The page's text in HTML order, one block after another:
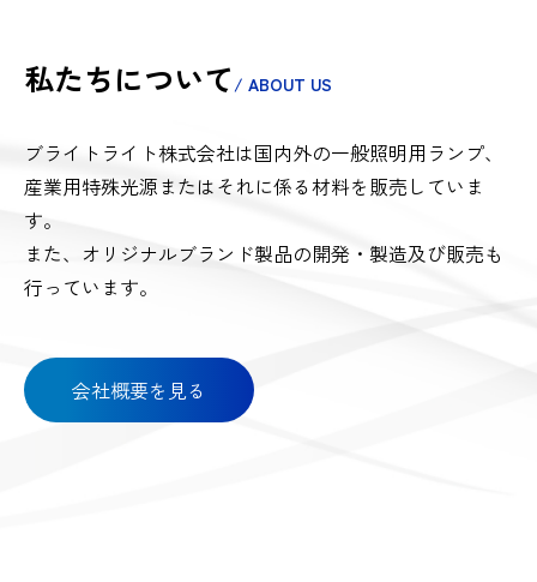
私たちについて / ABOUT US
ブライトライト株式会社は国内外の一般照明用ランプ、
産業用特殊光源またはそれに係る材料を販売していま
す。
また、オリジナルブランド製品の開発・製造及び販売も
行っています。
会社概要を見る